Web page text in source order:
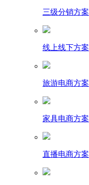
三级分销方案
线上线下方案
旅游电商方案
家具电商方案
直播电商方案